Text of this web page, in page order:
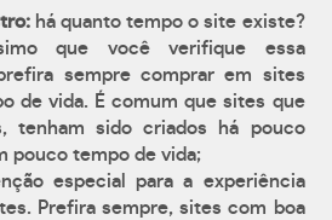
há quanto tempo o site existe?
que você verifique essa
sempre comprar em sites
de vida. É comum que sites que
tenham sido criados há pouco
pouco tempo de vida;
especial para a experiência
Prefira sempre, sites com boa